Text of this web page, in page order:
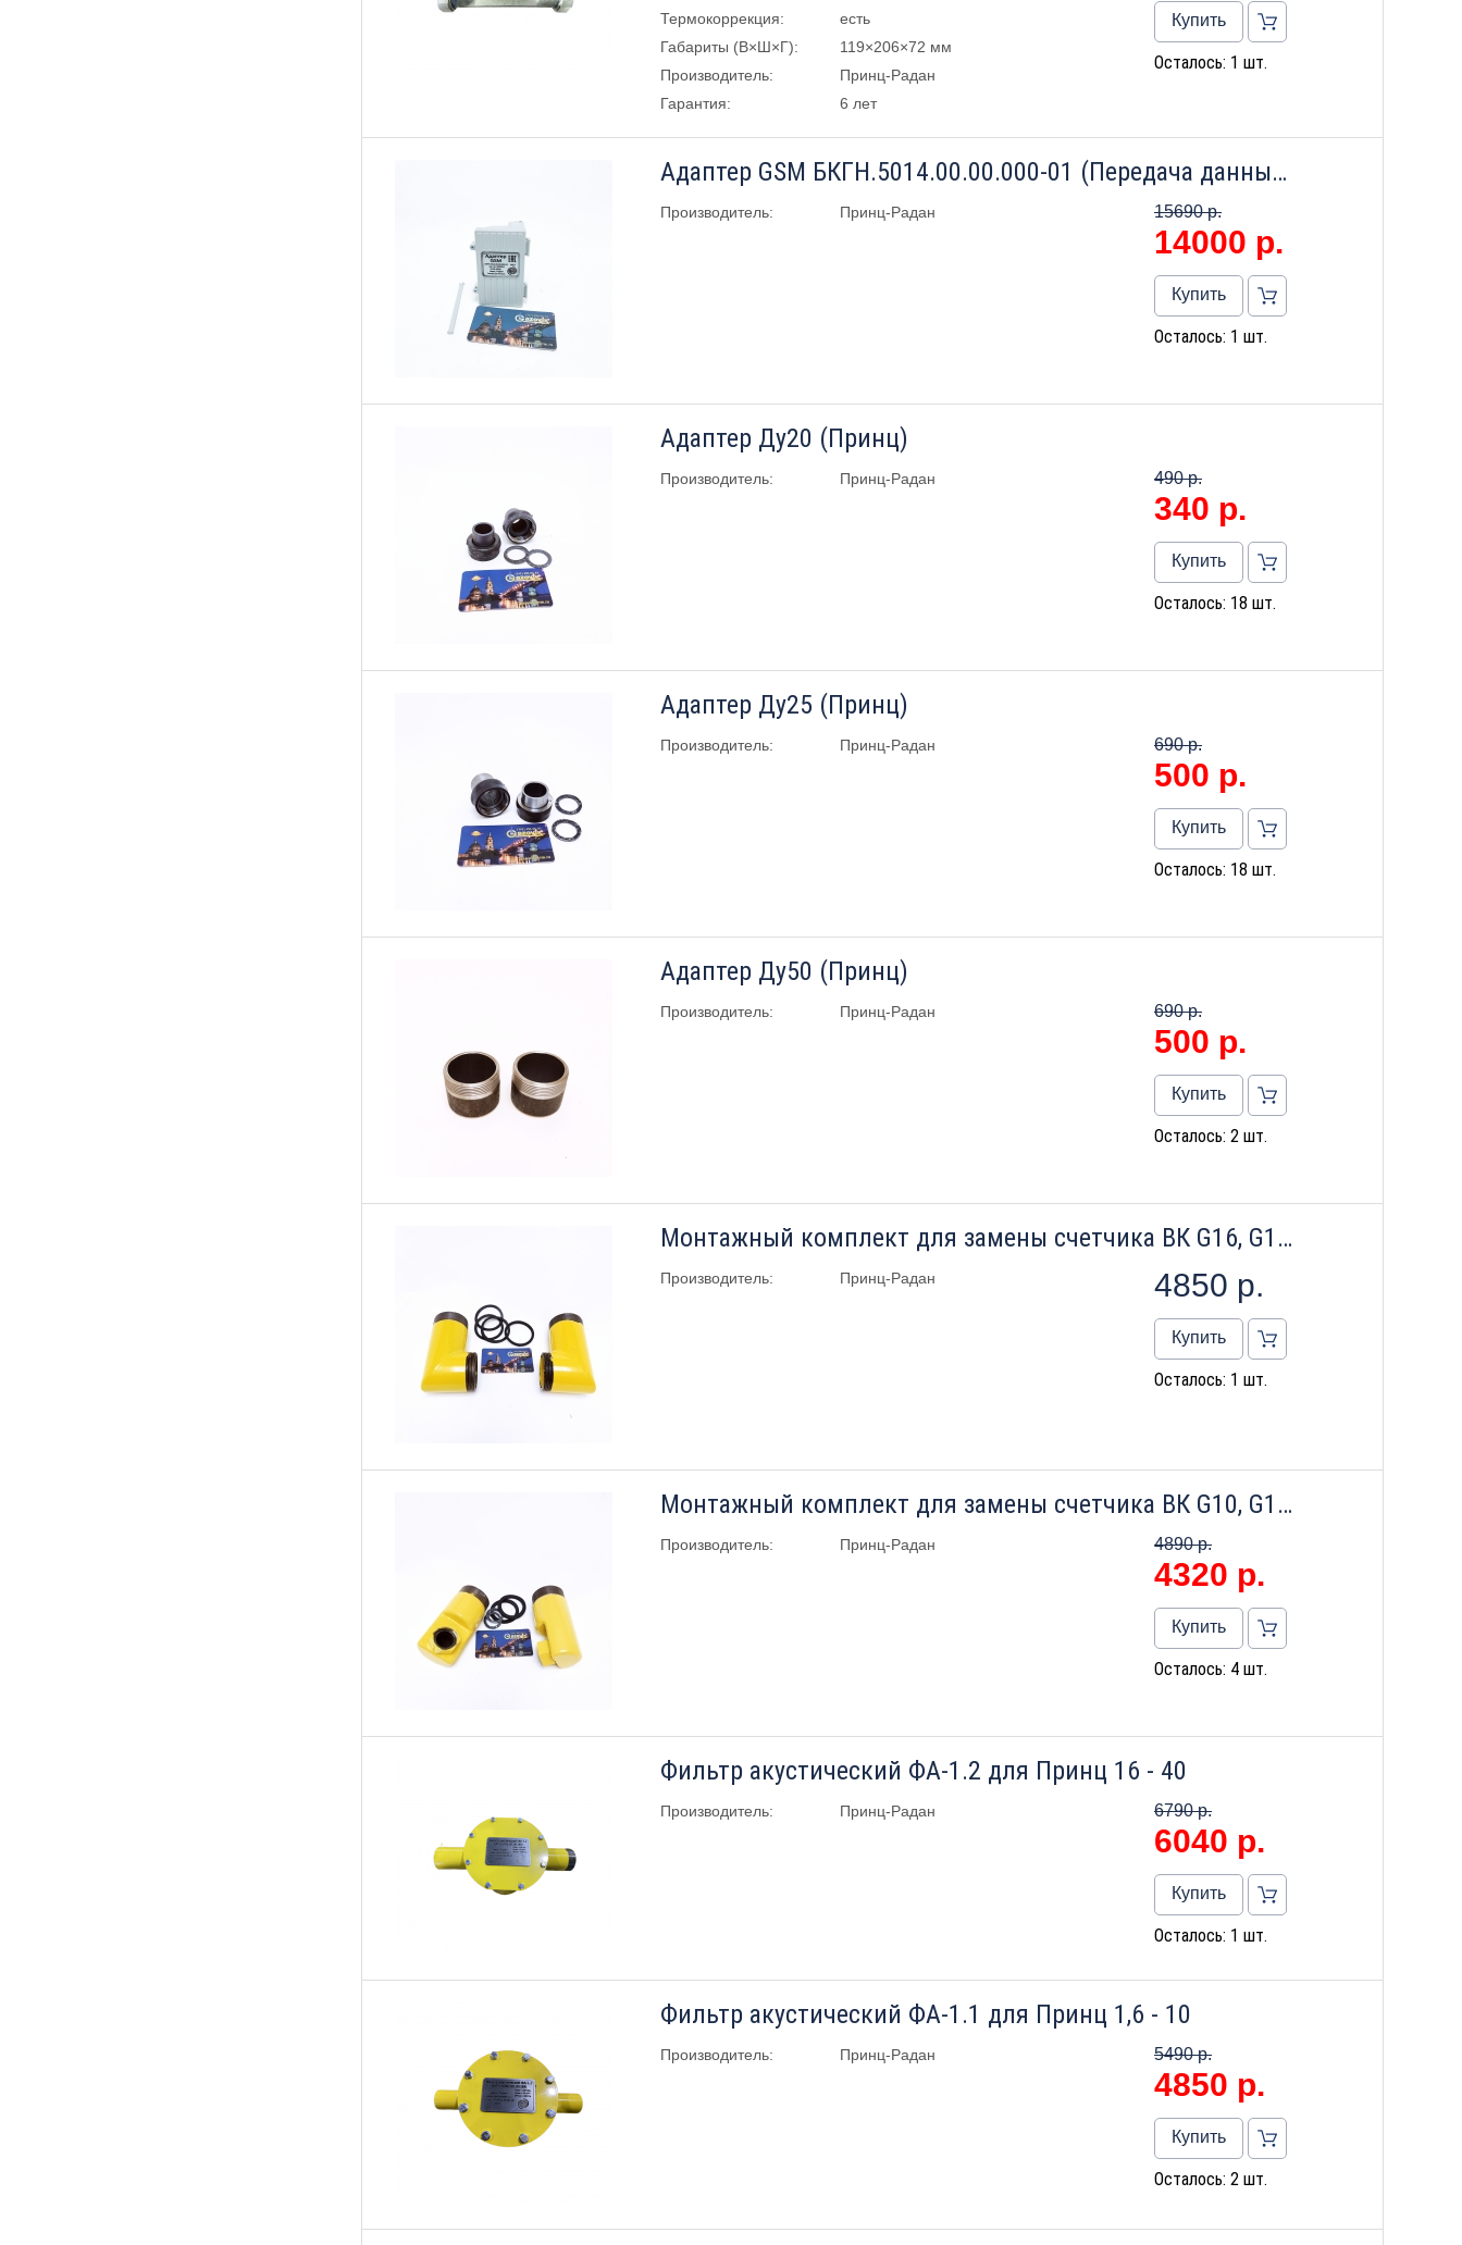
Термокоррекция:
есть
Габариты (В×Ш×Г):
119×206×72 мм
Производитель:
Принц-Радан
Гарантия:
6 лет
Купить
Осталось: 1 шт.
Адаптер GSM БКГН.5014.00.00.000-01 (Передача данных на сервер РАДАН)
Производитель: Принц-Радан 15690 р.
14000 р.
Купить
Осталось: 1 шт.
Адаптер Ду20 (Принц)
Производитель: Принц-Радан 490 р.
340 р.
Купить
Осталось: 18 шт.
Адаптер Ду25 (Принц)
Производитель: Принц-Радан 690 р.
500 р.
Купить
Осталось: 18 шт.
Адаптер Ду50 (Принц)
Производитель: Принц-Радан 690 р.
500 р.
Купить
Осталось: 2 шт.
Монтажный комплект для замены счетчика ВК G16, G16Т (L280, 2")
Производитель: Принц-Радан 4850 р.
Купить
Осталось: 1 шт.
Монтажный комплект для замены счетчика ВК G10, G10t (L250, 1 3/4д) компактный
Производитель: Принц-Радан 4890 р.
4320 р.
Купить
Осталось: 4 шт.
Фильтр акустический ФА-1.2 для Принц 16 - 40
Производитель: Принц-Радан 6790 р.
6040 р.
Купить
Осталось: 1 шт.
Фильтр акустический ФА-1.1 для Принц 1,6 - 10
Производитель: Принц-Радан 5490 р.
4850 р.
Купить
Осталось: 2 шт.